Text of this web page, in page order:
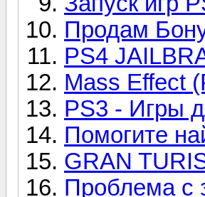
Продам
PS4
Mass Effect
PS3 - Игры
Помогите
GRAN
Проблема с